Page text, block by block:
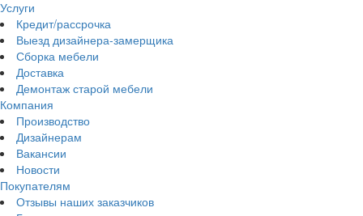
Услуги
Кредит/рассрочка
Выезд дизайнера-замерщика
Сборка мебели
Доставка
Демонтаж старой мебели
Компания
Производство
Дизайнерам
Вакансии
Новости
Покупателям
Отзывы наших заказчиков